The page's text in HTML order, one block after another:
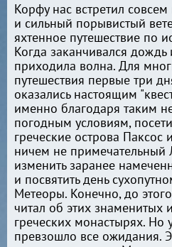
Корфу нас встретил
и сильный порывистый
яхтенное путешествие по
Когда заканчивался дождь
приходила волна. Для
путешествия первые три
оказались настоящим
именно благодаря таким
погодным условиям,
греческие острова Паксос
ничем не
изменить заранее
и посвятить день
Метеоры. Конечно, до
читал об этих знаменитых
греческих монастырях. Но
превзошло все ожидания.